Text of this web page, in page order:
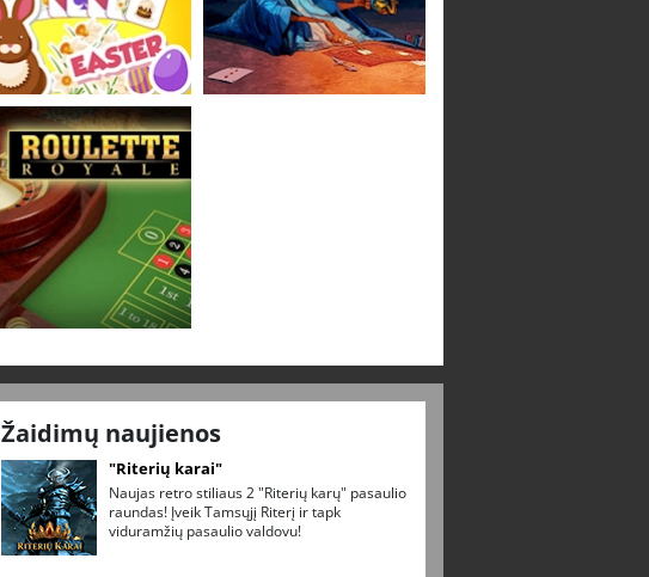
Žaidimų naujienos
"Riterių karai"
Naujas retro stiliaus 2 "Riterių karų" pasaulio
raundas! Įveik Tamsųjį Riterį ir tapk
viduramžių pasaulio valdovu!